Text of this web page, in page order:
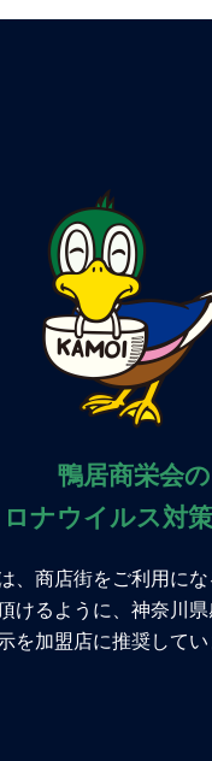
鴨居商栄会の
ロナウイルス対
、商店街をご利用に
けるように、神奈川
を加盟店に推奨してい